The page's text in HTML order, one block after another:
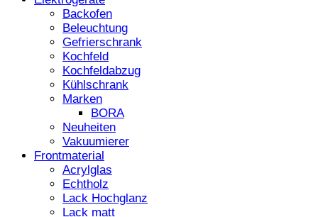
Backofen
Beleuchtung
Gefrierschrank
Kochfeld
Kochfeldabzug
Kühlschrank
Marken
BORA
Neuheiten
Vakuumierer
Frontmaterial
Acrylglas
Echtholz
Lack Hochglanz
Lack matt